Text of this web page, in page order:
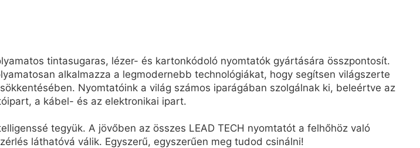
tintasugaras, lézer- és kartonkódoló nyomtatók gyártására összpontosít.
alkalmazza a legmodernebb technológiákat, hogy segítsen világszerte
Nyomtatóink a világ számos iparágában szolgálnak ki, beleértve az
a kábel- és az elektronikai ipart.
tegyük. A jövőben az összes LEAD TECH nyomtatót a felhőhöz való
láthatóvá válik. Egyszerű, egyszerűen meg tudod csinálni!